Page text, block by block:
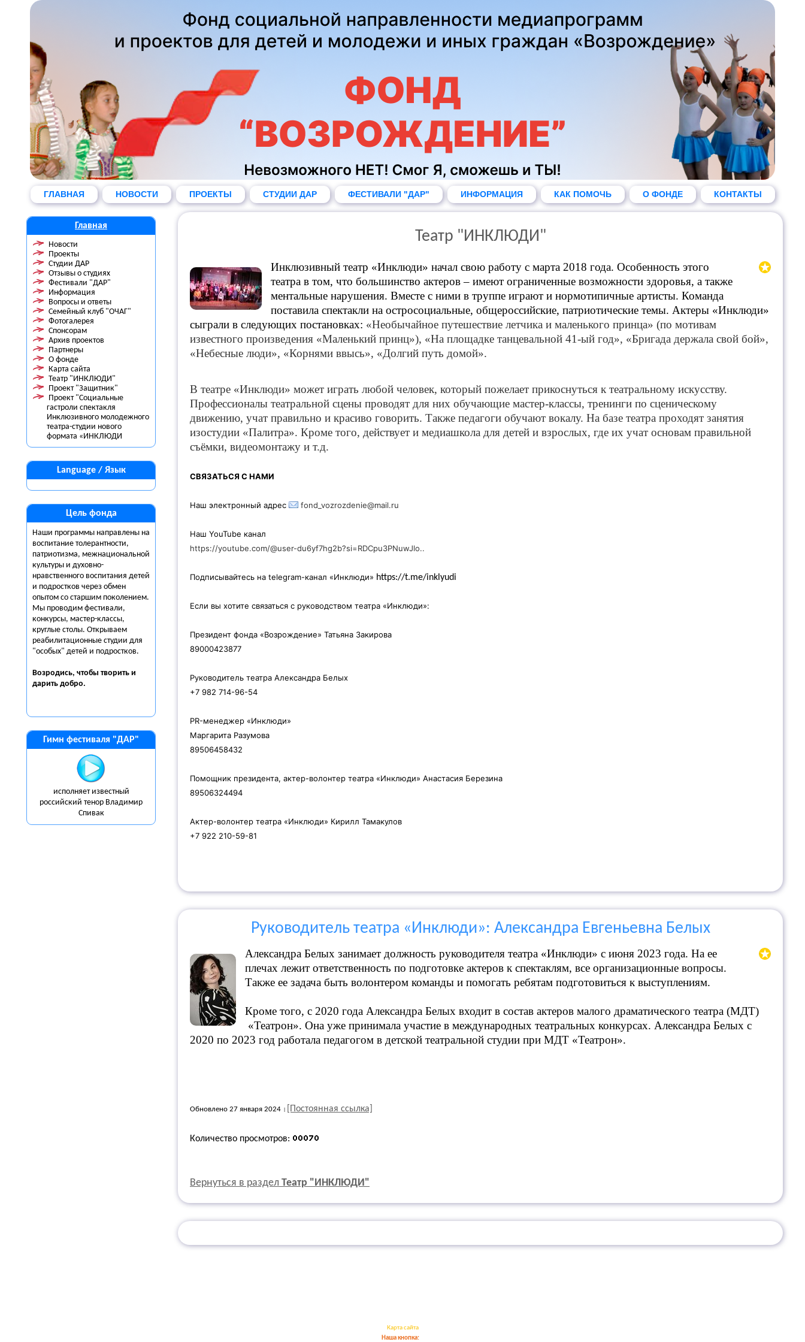
ГЛАВНАЯ НОВОСТИ ПРОЕКТЫ СТУДИИ ДАР ФЕСТИВАЛИ "ДАР" ИНФОРМАЦИЯ КАК ПОМОЧЬ О ФОНДЕ КОНТАКТЫ
Главная
Новости
Проекты
Студии ДАР
Отзывы о студиях
Фестивали "ДАР"
Информация
Вопросы и ответы
Семейный клуб "ОЧАГ"
Фотогалерея
Спонсорам
Архив проектов
Партнеры
О фонде
Карта сайта
Театр "ИНКЛЮДИ"
Проект "Защитник"
Проект "Социальные
гастроли спектакля
Инклюзивного молодежного
театра-студии нового
формата «ИНКЛЮДИ
Language / Язык
Цель фонда
Наши программы направлены на
воспитание толерантности,
патриотизма, межнациональной
культуры и духовно-
нравственного воспитания детей
и подростков через обмен
опытом со старшим поколением.
Мы проводим фестивали,
конкурсы, мастер-классы,
круглые столы. Открываем
реабилитационные студии для
"особых" детей и подростков.
Возродись, чтобы творить и
дарить добро.
Гимн фестиваля "ДАР"
исполняет известный
российский тенор Владимир
Спивак
Театр "ИНКЛЮДИ"
Инклюзивный театр «Инклюди» начал свою работу с марта 2018 года. Особенность этого
театра в том, что большинство актеров – имеют ограниченные возможности здоровья, а также
ментальные нарушения. Вместе с ними в труппе играют и нормотипичные артисты. Команда
поставила спектакли на остросоциальные, общероссийские, патриотические темы. Актеры «Инклюди»
сыграли в следующих постановках: «Необычайное путешествие летчика и маленького принца» (по мотивам
известного произведения «Маленький принц»), «На площадке танцевальной 41-ый год», «Бригада держала свой бой»,
«Небесные люди», «Корнями ввысь», «Долгий путь домой».
В театре «Инклюди» может играть любой человек, который пожелает прикоснуться к театральному искусству.
Профессионалы театральной сцены проводят для них обучающие мастер-классы, тренинги по сценическому
движению, учат правильно и красиво говорить. Также педагоги обучают вокалу. На базе театра проходят занятия
изостудии «Палитра». Кроме того, действует и медиашкола для детей и взрослых, где их учат основам правильной
съёмки, видеомонтажу и т.д.
СВЯЗАТЬСЯ С НАМИ
Наш электронный адрес fond_vozrozdenie@mail.ru
Наш YouTube канал
https://youtube.com/@user-du6yf7hg2b?si=RDCpu3PNuwJlo..
Подписывайтесь на telegram-канал «Инклюди» https://t.me/inklyudi
Если вы хотите связаться с руководством театра «Инклюди»:
Президент фонда «Возрождение» Татьяна Закирова
89000423877
Руководитель театра Александра Белых
+7 982 714-96-54
PR-менеджер «Инклюди»
Маргарита Разумова
89506458432
Помощник президента, актер-волонтер театра «Инклюди» Анастасия Березина
89506324494
Актер-волонтер театра «Инклюди» Кирилл Тамакулов
+7 922 210-59-81
Руководитель театра «Инклюди»: Александра Евгеньевна Белых
Александра Белых занимает должность руководителя театра «Инклюди» с июня 2023 года. На ее
плечах лежит ответственность по подготовке актеров к спектаклям, все организационные вопросы.
Также ее задача быть волонтером команды и помогать ребятам подготовиться к выступлениям.
Кроме того, с 2020 года Александра Белых входит в состав актеров малого драматического театра (МДТ)
«Театрон». Она уже принимала участие в международных театральных конкурсах. Александра Белых с
2020 по 2023 год работала педагогом в детской театральной студии при МДТ «Театрон».
Обновлено 27 января 2024 [Постоянная ссылка]
Количество просмотров:
Вернуться в раздел Театр "ИНКЛЮДИ"
Карта сайта
Наша кнопка: